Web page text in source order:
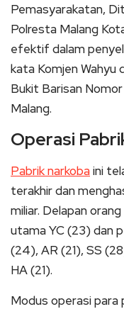
Pemasyarakatan,
Polresta Malang
efektif dalam
kata Komjen Wahyu
Bukit Barisan
Malang.
Operasi
Pabrik narkobaini
terakhir dan
miliar. Delapan
utama YC (23) dan
(24), AR (21), SS
HA (21).
Modus operasi para